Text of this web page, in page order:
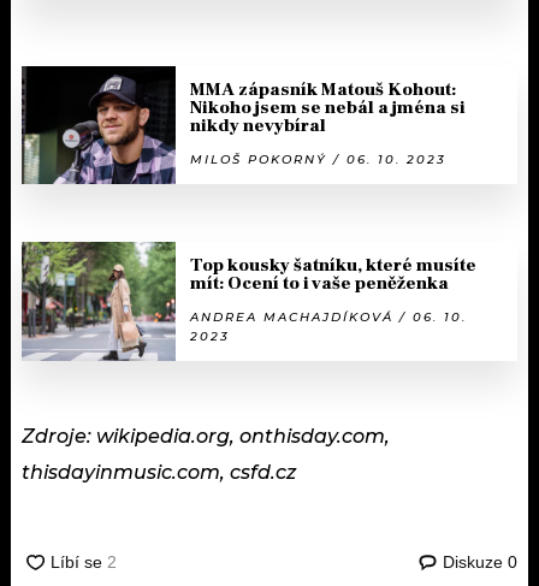
MMA zápasník Matouš Kohout:
Nikoho jsem se nebál a jména si
nikdy nevybíral
MILOŠ POKORNÝ / 06. 10. 2023
Top kousky šatníku, které musíte
mít: Ocení to i vaše peněženka
ANDREA MACHAJDÍKOVÁ / 06. 10.
2023
Zdroje: wikipedia.org, onthisday.com,
thisdayinmusic.com, csfd.cz
Diskuze 0